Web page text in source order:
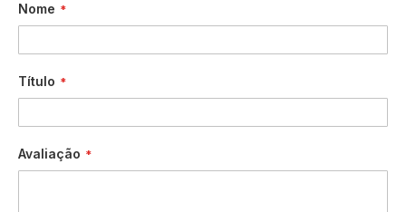
Nome
Título
Avaliação